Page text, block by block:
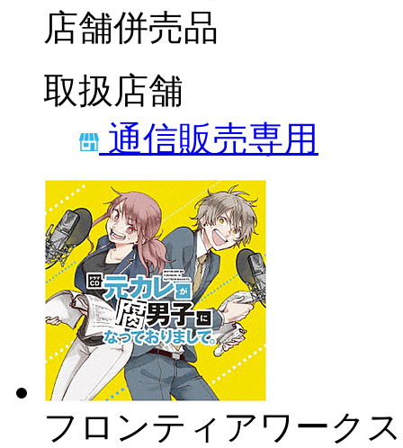
店舗併売品
取扱店舗
通信販売専用
フロンティアワークス